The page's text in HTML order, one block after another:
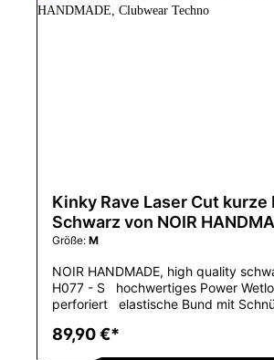
Kinky Rave Laser Cut kurze
Schwarz von NOIR
Clubwear Techno
Größe: M
NOIR HANDMADE, high quality schwarze Shorts
H077 - S hochwertiges Power Wetlook-Gewebe
perforiert elastische Bund mit Schnürung
Belüftung und Komfort vorderer Reißverschluss
89,90 €*